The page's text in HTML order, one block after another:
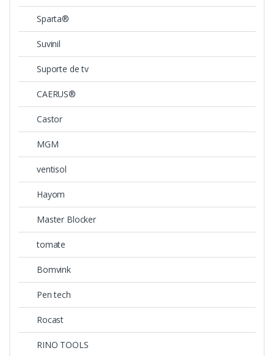
Sparta®
Suvinil
Suporte de tv
CAERUS®
Castor
MGM
ventisol
Hayom
Master Blocker
tomate
Bomvink
Pen tech
Rocast
RINO TOOLS